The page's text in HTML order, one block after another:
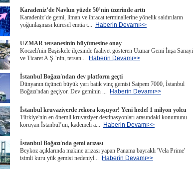
Karadeniz’de Navlun yüzde 50’nin üzerinde arttı
Karadeniz’de gemi, liman ve ihracat terminallerine yönelik saldırıların
yoğunlaşması küresel emtia t...
Haberin Devamı>>
UZMAR tersanesinin büyümesine onay
Kocaeli'nin Başiskele ilçesinde faaliyet gösteren Uzmar Gemi İnşa Sanayi
ve Ticaret A.Ş.’nin, tersan...
Haberin Devamı>>
İstanbul Boğazı'ndan dev platform geçti
Dünyanın üçüncü büyük yarı batık vinç gemisi Saipem 7000, İstanbul
Boğazı'ndan geçiyor. Dev geminin ...
Haberin Devamı>>
İstanbul kruvaziyerde rekora koşuyor! Yeni hedef 1 milyon yolcu
Türkiye'nin en önemli kruvaziyer destinasyonları arasındaki konumunu
koruyan İstanbul’un, kademeli a...
Haberin Devamı>>
İstanbul Boğazı'nda gemi arızası
Beykoz açıklarında makine arızası yapan Panama bayraklı 'Vela Prime'
isimli kuru yük gemisi nedeniyl...
Haberin Devamı>>